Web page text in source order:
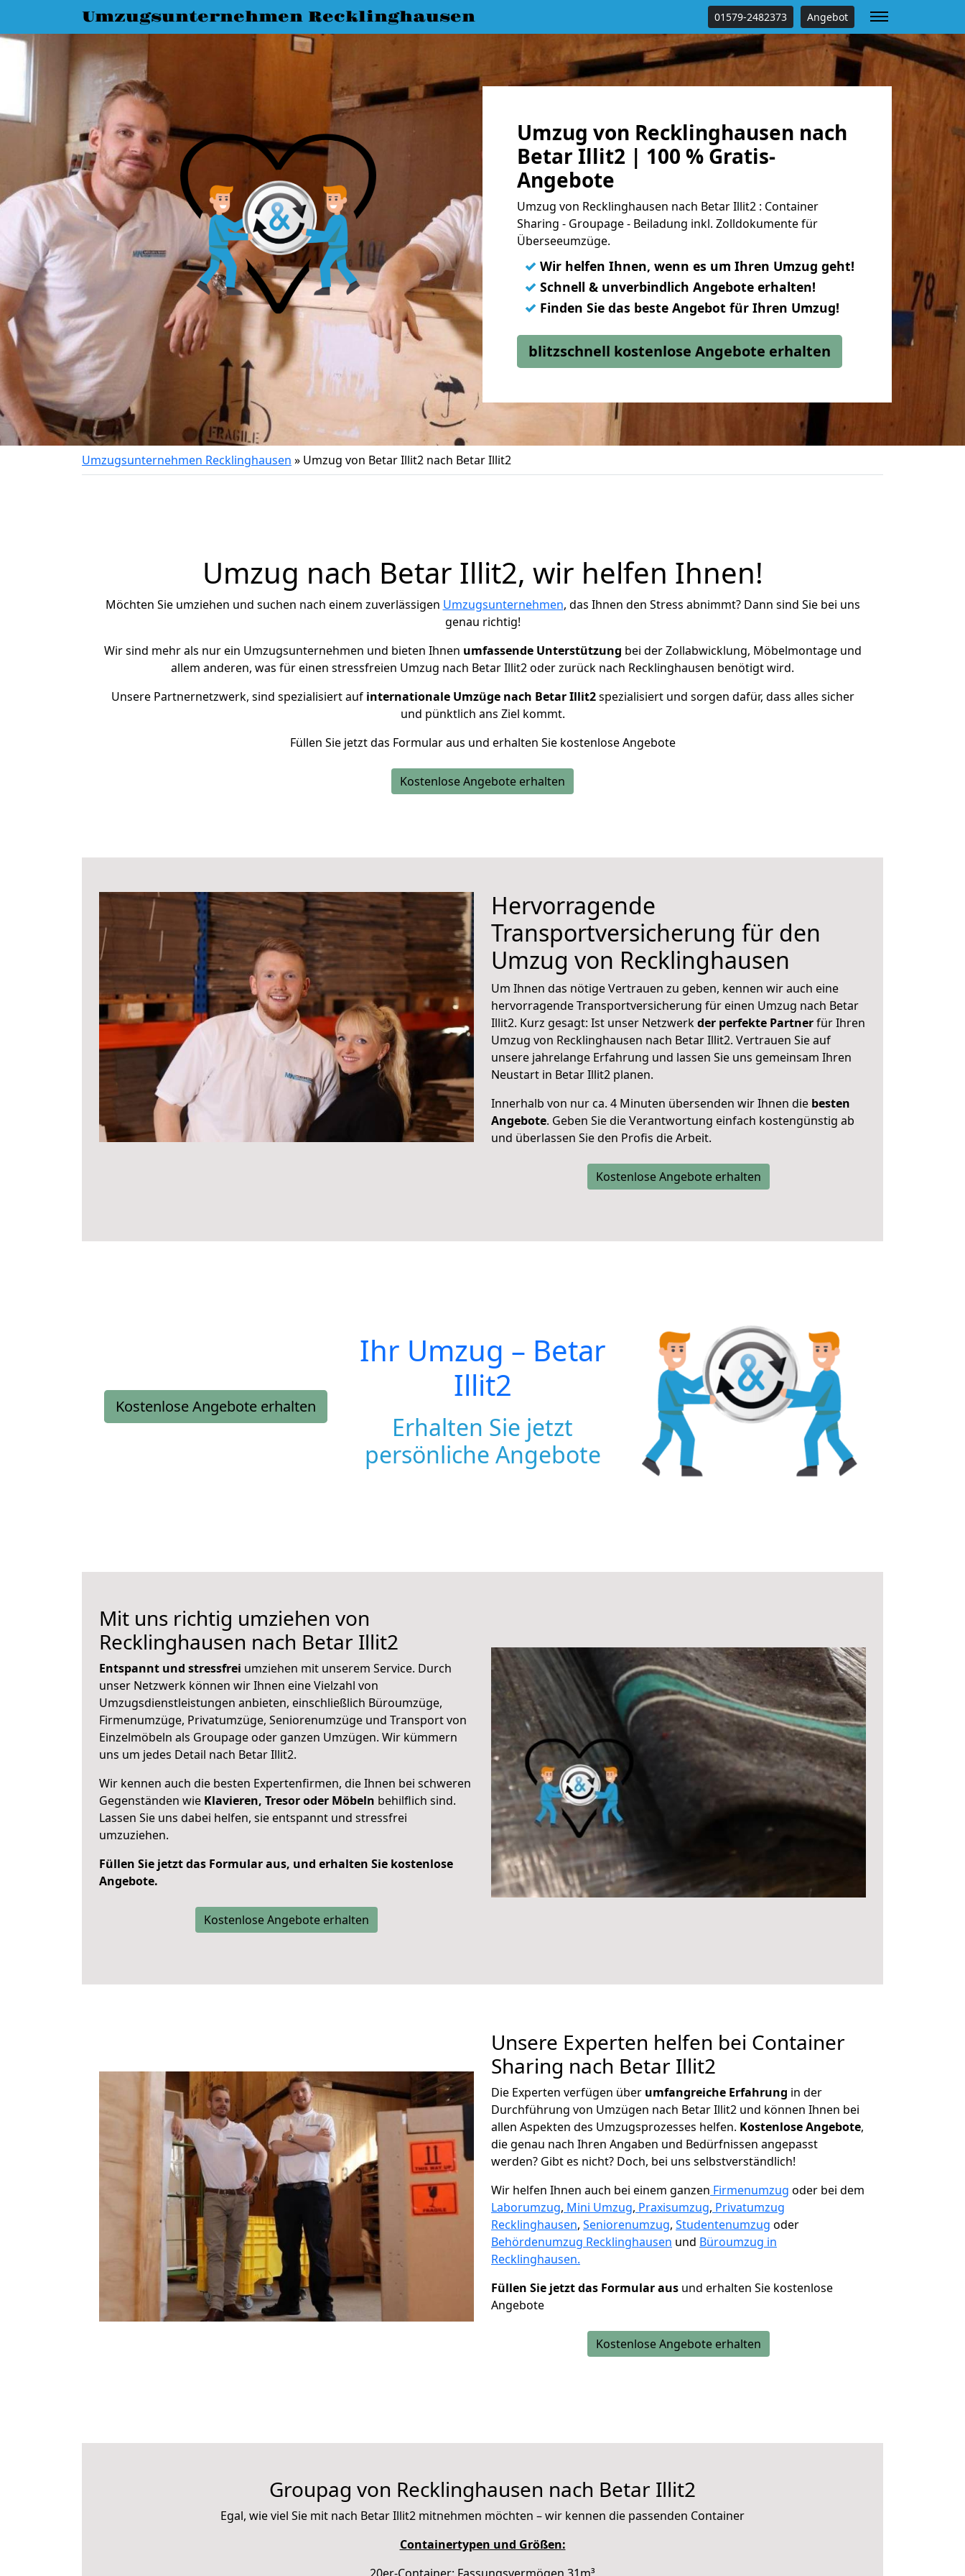
Umzugsunternehmen Recklinghausen 01579-2482373 Angebot
Umzug von Recklinghausen nach
Betar Illit2 | 100 % Gratis-
Angebote
Umzug von Recklinghausen nach Betar Illit2 : Container
Sharing - Groupage - Beiladung inkl. Zolldokumente für
Überseeumzüge.
✓ Wir helfen Ihnen, wenn es um Ihren Umzug geht!
✓ Schnell & unverbindlich Angebote erhalten!
✓ Finden Sie das beste Angebot für Ihren Umzug!
blitzschnell kostenlose Angebote erhalten
Umzugsunternehmen Recklinghausen » Umzug von Betar Illit2 nach Betar Illit2
Umzug nach Betar Illit2, wir helfen Ihnen!
Möchten Sie umziehen und suchen nach einem zuverlässigen Umzugsunternehmen, das Ihnen den Stress abnimmt? Dann sind Sie bei uns
genau richtig!
Wir sind mehr als nur ein Umzugsunternehmen und bieten Ihnen umfassende Unterstützung bei der Zollabwicklung, Möbelmontage und
allem anderen, was für einen stressfreien Umzug nach Betar Illit2 oder zurück nach Recklinghausen benötigt wird.
Unsere Partnernetzwerk, sind spezialisiert auf internationale Umzüge nach Betar Illit2spezialisiert und sorgen dafür, dass alles sicher
und pünktlich ans Ziel kommt.
Füllen Sie jetzt das Formular aus und erhalten Sie kostenlose Angebote
Kostenlose Angebote erhalten
Hervorragende
Transportversicherung für den
Umzug von Recklinghausen
Um Ihnen das nötige Vertrauen zu geben, kennen wir auch eine
hervorragende Transportversicherung für einen Umzug nach Betar
Illit2. Kurz gesagt: Ist unser Netzwerkder perfekte Partnerfür Ihren
Umzug von Recklinghausen nach Betar Illit2. Vertrauen Sie auf
unsere jahrelange Erfahrung und lassen Sie uns gemeinsam Ihren
Neustart in Betar Illit2 planen.
Innerhalb von nur ca. 4 Minuten übersenden wir Ihnen die besten
Angebote. Geben Sie die Verantwortung einfach kostengünstig ab
und überlassen Sie den Profis die Arbeit.
Kostenlose Angebote erhalten
Kostenlose Angebote erhalten
Ihr Umzug – Betar
Illit2
Erhalten Sie jetzt
persönliche Angebote
Mit uns richtig umziehen von
Recklinghausen nach Betar Illit2
Entspannt und stressfrei umziehen mit unserem Service. Durch
unser Netzwerk können wir Ihnen eine Vielzahl von
Umzugsdienstleistungen anbieten, einschließlich Büroumzüge,
Firmenumzüge, Privatumzüge, Seniorenumzüge und Transport von
Einzelmöbeln als Groupage oder ganzen Umzügen. Wir kümmern
uns um jedes Detail nach Betar Illit2.
Wir kennen auch die besten Expertenfirmen, die Ihnen bei schweren
Gegenständen wie Klavieren, Tresor oder Möbeln behilflich sind.
Lassen Sie uns dabei helfen, sie entspannt und stressfrei
umzuziehen.
Füllen Sie jetzt das Formular aus, und erhalten Sie kostenlose
Angebote.
Kostenlose Angebote erhalten
Unsere Experten helfen bei Container
Sharing nach Betar Illit2
Die Experten verfügen über umfangreiche Erfahrung in der
Durchführung von Umzügen nach Betar Illit2 und können Ihnen bei
allen Aspekten des Umzugsprozesses helfen. Kostenlose Angebote,
die genau nach Ihren Angaben und Bedürfnissen angepasst
werden? Gibt es nicht? Doch, bei uns selbstverständlich!
Wir helfen Ihnen auch bei einem ganzen Firmenumzug oder bei dem
Laborumzug, Mini Umzug, Praxisumzug, Privatumzug
Recklinghausen, Seniorenumzug, Studentenumzug oder
Behördenumzug Recklinghausen und Büroumzug in
Recklinghausen.
Füllen Sie jetzt das Formular aus und erhalten Sie kostenlose
Angebote
Kostenlose Angebote erhalten
Groupag von Recklinghausen nach Betar Illit2
Egal, wie viel Sie mit nach Betar Illit2 mitnehmen möchten – wir kennen die passenden Container
Containertypen und Größen: